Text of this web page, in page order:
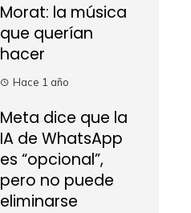
Morat: la música
que querían
hacer
Hace 1 año
Meta dice que la
IA de WhatsApp
es “opcional”,
pero no puede
eliminarse